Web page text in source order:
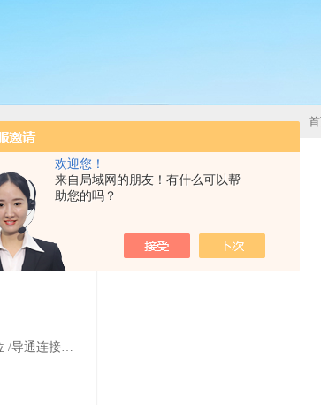
欢迎您！
来自局域网的朋友！有什么可以帮
助您的吗？
名称：KD2531T等电位 /导通连接电阻测量仪